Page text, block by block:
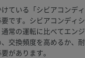
ている「シビアコンデ
です。シビアコンディシ
常の運転に比べてエン
交換頻度を高めるか、
があります。